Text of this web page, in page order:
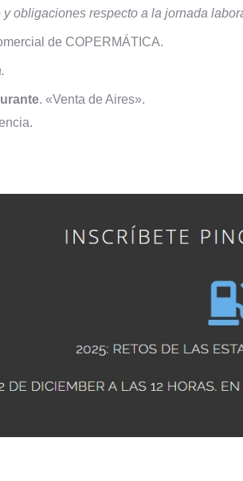
obligaciones respecto a la jornada
de COPERMÁTICA.
. «Venta de Aires».